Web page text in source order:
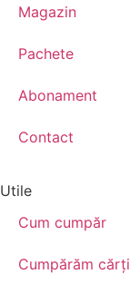
Magazin
Pachete
Abonament
Contact
Utile
Cum cumpăr
Cumpărăm cărţi